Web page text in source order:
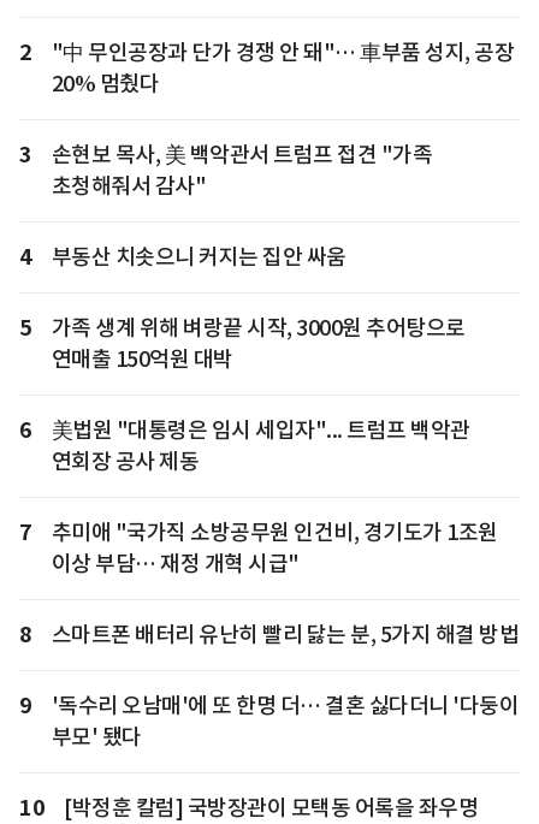
2
"中 무인공장과 단가 경쟁 안 돼"… 車부품 성지, 공장
20% 멈췄다
3
손현보 목사, 美 백악관서 트럼프 접견 "가족
초청해줘서 감사"
4 부동산 치솟으니 커지는 집안 싸움
5
가족 생계 위해 벼랑끝 시작, 3000원 추어탕으로
연매출 150억원 대박
6
美법원 "대통령은 임시 세입자"... 트럼프 백악관
연회장 공사 제동
7
추미애 "국가직 소방공무원 인건비, 경기도가 1조원
이상 부담… 재정 개혁 시급"
8 스마트폰 배터리 유난히 빨리 닳는 분, 5가지 해결 방법
9
'독수리 오남매'에 또 한명 더… 결혼 싫다더니 '다둥이
부모' 됐다
10
[박정훈 칼럼] 국방장관이 모택동 어록을 좌우명